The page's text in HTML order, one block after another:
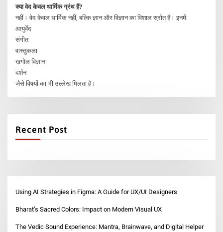
क्या वेद केवल धार्मिक ग्रंथ हैं?
नहीं। वेद केवल धार्मिक नहीं, बल्कि ज्ञान और विज्ञान का विशाल स्रोत हैं। इनमें:
आयुर्वेद
संगीत
वास्तुकला
खगोल विज्ञान
दर्शन
जैसे विषयों का भी उल्लेख मिलता है।
Recent Post
Using AI Strategies in Figma: A Guide for UX/UI Designers
Bharat’s Sacred Colors: Impact on Modern Visual UX
The Vedic Sound Experience: Mantra, Brainwave, and Digital Helper